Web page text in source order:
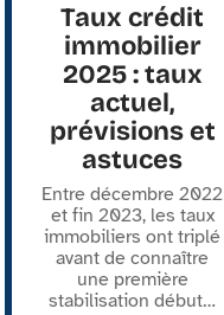
Taux crédit
immobilier
2025 : taux
actuel,
prévisions et
astuces
Entre décembre 2022
et fin 2023, les taux
immobiliers ont triplé
avant de connaître
une première
stabilisation début…